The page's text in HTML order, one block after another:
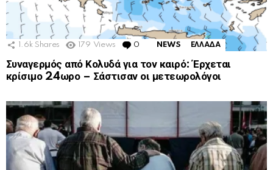
1.6k Shares 179 Views 0 Comments
NEWS ΕΛΛΑΔΑ
Συναγερμός από Κολυδά για τον καιρό: Έρχεται
κρίσιμο 24ωρο – Σάστισαν οι μετεωρολόγοι